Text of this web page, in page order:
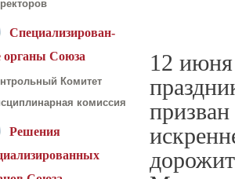
Специализирован-
органы Союза
Комитет
комиссия
Решения
12 июня